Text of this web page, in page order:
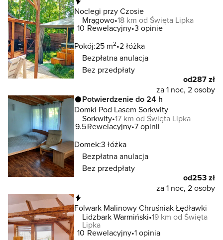
Noclegi przy Czosie
Mrągowo 18 km od Święta Lipka
10 Rewelacyjny 3 opinie
Pokój:25 m2 2 łóżka
Bezpłatna anulacja
Bez przedpłaty
od287 zł
za 1 noc, 2 osoby
Potwierdzenie do 24 h
Domki Pod Lasem Sorkwity
Sorkwity 17 km od Święta Lipka
9.5Rewelacyjny 7 opinii
Domek:3 łóżka
Bezpłatna anulacja
Bez przedpłaty
od253 zł
za 1 noc, 2 osoby
Folwark Malinowy Chruśniak Łędławki
Lidzbark Warmiński 19 km od Święta
Lipka
10 Rewelacyjny 1 opinia